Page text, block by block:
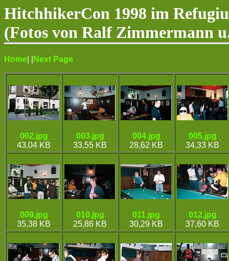
HitchhikerCon 1998 im
(Fotos von Ralf Zimmermann
Home Next Page
002.jpg
43,04 KB
003.jpg
33,55 KB
004.jpg
28,62 KB
005.jpg
34,33 KB
009.jpg
35,38 KB
010.jpg
25,86 KB
011.jpg
30,29 KB
012.jpg
37,60 KB